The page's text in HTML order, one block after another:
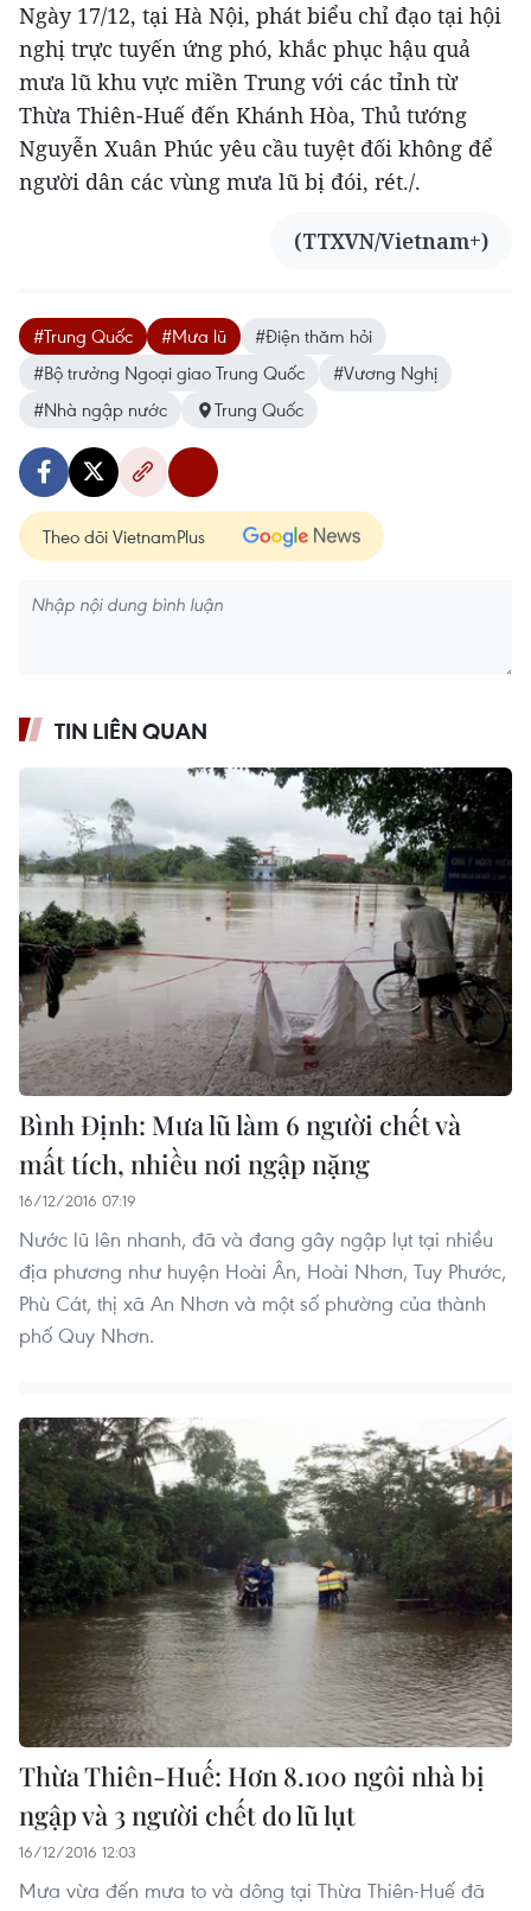
Ngày 17/12, tại Hà Nội, phát biểu chỉ đạo tại hội
nghị trực tuyến ứng phó, khắc phục hậu quả
mưa lũ khu vực miền Trung với các tỉnh từ
Thừa Thiên-Huế đến Khánh Hòa, Thủ tướng
Nguyễn Xuân Phúc yêu cầu tuyệt đối không để
người dân các vùng mưa lũ bị đói, rét./.
(TTXVN/Vietnam+)
#Trung Quốc #Mưa lũ
#Điện thăm hỏi
#Bộ trưởng Ngoại giao Trung Quốc
#Vương Nghị
#Nhà ngập nước
Trung Quốc
Theo dõi VietnamPlus
TIN LIÊN QUAN
Bình Định: Mưa lũ làm 6 người chết và
mất tích, nhiều nơi ngập nặng
16/12/2016 07:19
Nước lũ lên nhanh, đã và đang gây ngập lụt tại nhiều
địa phương như huyện Hoài Ân, Hoài Nhơn, Tuy Phước,
Phù Cát, thị xã An Nhơn và một số phường của thành
phố Quy Nhơn.
Thừa Thiên-Huế: Hơn 8.100 ngôi nhà bị
ngập và 3 người chết do lũ lụt
16/12/2016 12:03
Mưa vừa đến mưa to và dông tại Thừa Thiên-Huế đã